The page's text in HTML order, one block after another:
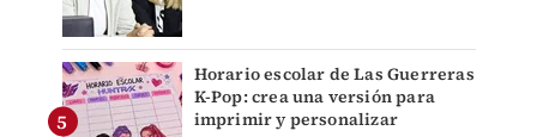
Horario escolar de Las Guerreras
K-Pop: crea una versión para
imprimir y personalizar